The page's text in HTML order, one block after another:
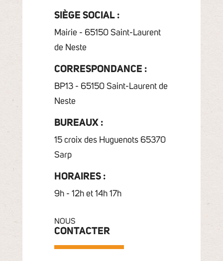
SIÈGE SOCIAL :
Mairie - 65150 Saint-Laurent
de Neste
CORRESPONDANCE :
BP13 - 65150 Saint-Laurent de
Neste
BUREAUX :
15 croix des Huguenots 65370
Sarp
HORAIRES :
9h - 12h et 14h 17h
NOUS
CONTACTER